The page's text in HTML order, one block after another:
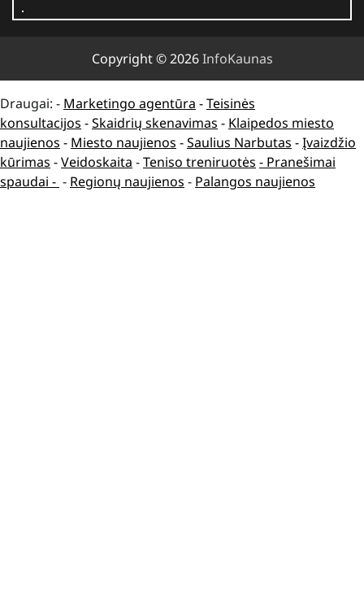
Copyright © 2026InfoKaunas
Draugai: - Marketingo agentūra -Teisinės
konsultacijos -Skaidrių skenavimas - Klaipedos miesto
naujienos - Miesto naujienos -Saulius Narbutas -Įvaizdžio
kūrimas -Veidoskaita -Teniso treniruotės - Pranešimai
spaudai - - Regionų naujienos - Palangos naujienos